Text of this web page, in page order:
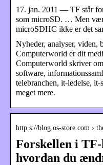
17. jan. 2011 — TF står for
som microSD. … Men
microSDHC ikke er det
Nyheder, analyser, viden,
Computerworld er dit
Computerworld skriver
software,
telebranchen, it-ledelse,
meget mere.
http s://blog.os-store.com ›
Forskellen i
hvordan du